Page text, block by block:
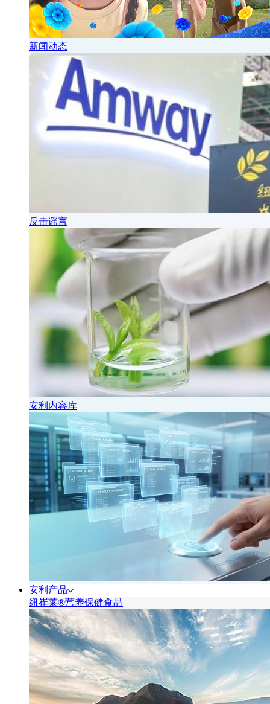
新闻动态
反击谣言
安利内容库
安利产品
纽崔莱®营养保健食品